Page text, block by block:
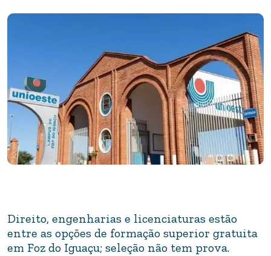
Direito, engenharias e licenciaturas estão
entre as opções de formação superior gratuita
em Foz do Iguaçu; seleção não tem prova.